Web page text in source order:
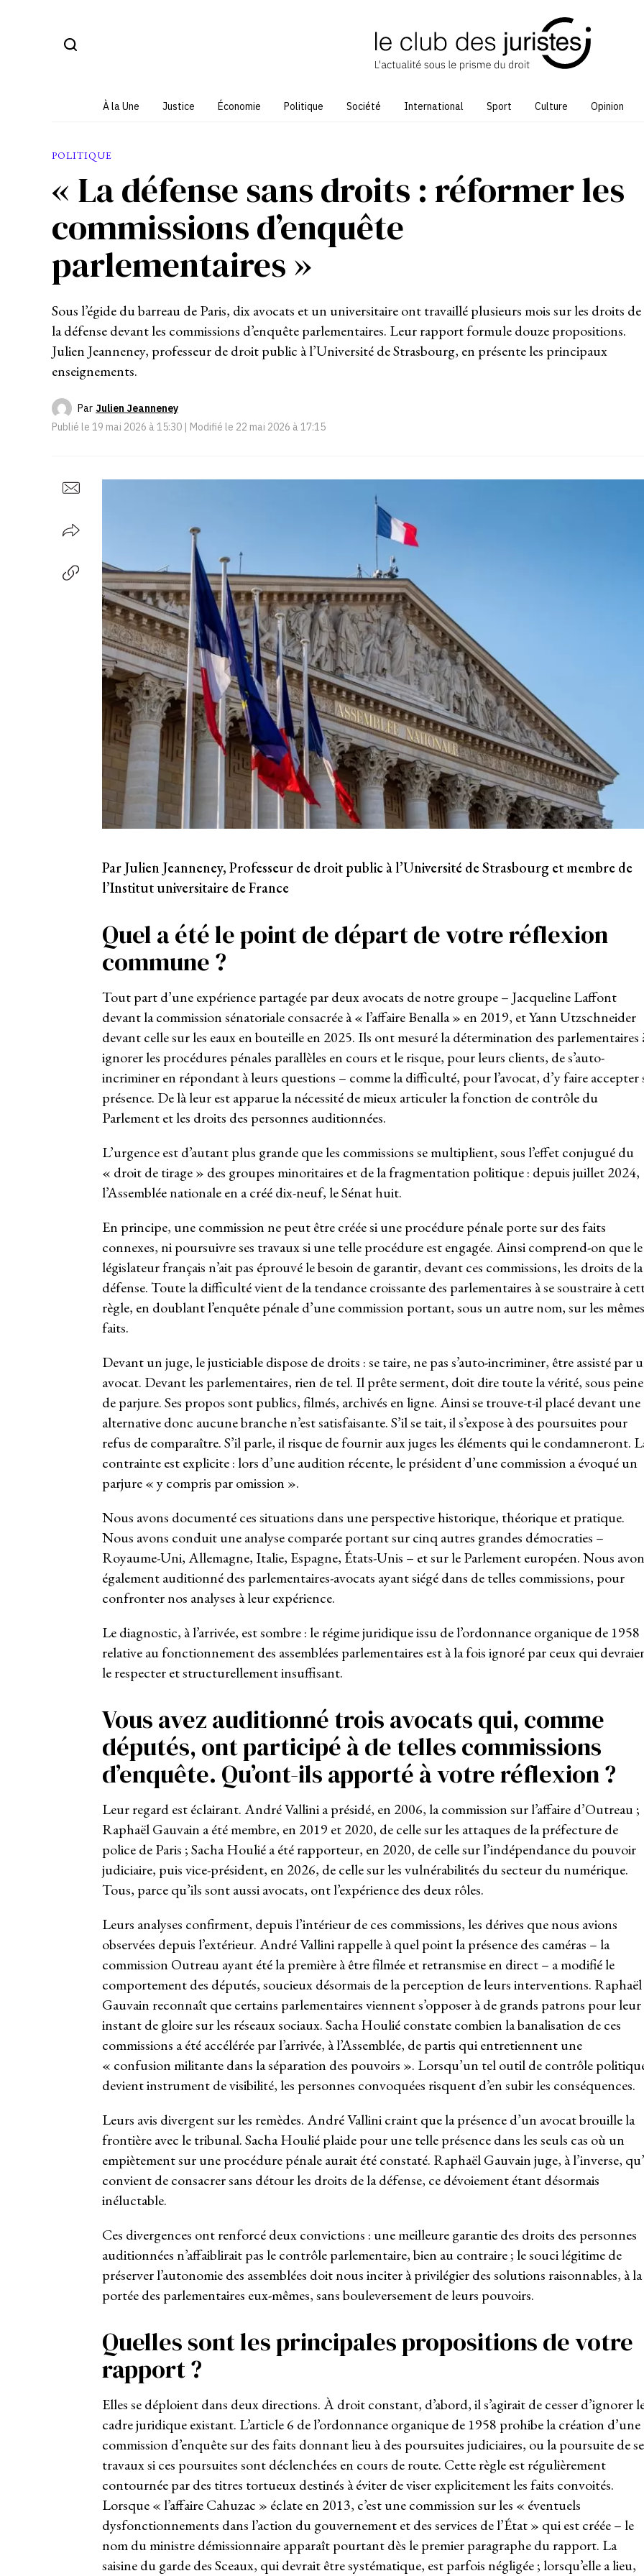
À la Une Justice Économie Politique Société International Sport Culture Opinion
POLITIQUE
« La défense sans droits : réformer les
commissions d’enquête
parlementaires »
Sous l’égide du barreau de Paris, dix avocats et un universitaire ont travaillé plusieurs mois sur les droits de
la défense devant les commissions d’enquête parlementaires. Leur rapport formule douze propositions.
Julien Jeanneney, professeur de droit public à l’Université de Strasbourg, en présente les principaux
enseignements.
Par Julien Jeanneney
Publié le 19 mai 2026 à 15:30 | Modifié le 22 mai 2026 à 17:15
Par Julien Jeanneney, Professeur de droit public à l’Université de Strasbourg et membre de
l’Institut universitaire de France
Quel a été le point de départ de votre réflexion
commune ?
Tout part d’une expérience partagée par deux avocats de notre groupe – Jacqueline Laffont
devant la commission sénatoriale consacrée à « l’affaire Benalla » en 2019, et Yann Utzschneider
devant celle sur les eaux en bouteille en 2025. Ils ont mesuré la détermination des parlementaires
ignorer les procédures pénales parallèles en cours et le risque, pour leurs clients, de s’auto-
incriminer en répondant à leurs questions – comme la difficulté, pour l’avocat, d’y faire accepter
présence. De là leur est apparue la nécessité de mieux articuler la fonction de contrôle du
Parlement et les droits des personnes auditionnées.
L’urgence est d’autant plus grande que les commissions se multiplient, sous l’effet conjugué du
« droit de tirage » des groupes minoritaires et de la fragmentation politique : depuis juillet 2024,
l’Assemblée nationale en a créé dix-neuf, le Sénat huit.
En principe, une commission ne peut être créée si une procédure pénale porte sur des faits
connexes, ni poursuivre ses travaux si une telle procédure est engagée. Ainsi comprend-on que le
législateur français n’ait pas éprouvé le besoin de garantir, devant ces commissions, les droits de la
défense. Toute la difficulté vient de la tendance croissante des parlementaires à se soustraire à
règle, en doublant l’enquête pénale d’une commission portant, sous un autre nom, sur les mêmes
faits.
Devant un juge, le justiciable dispose de droits : se taire, ne pas s’auto-incriminer, être assisté par
avocat. Devant les parlementaires, rien de tel. Il prête serment, doit dire toute la vérité, sous peine
de parjure. Ses propos sont publics, filmés, archivés en ligne. Ainsi se trouve-t-il placé devant une
alternative donc aucune branche n’est satisfaisante. S’il se tait, il s’expose à des poursuites pour
refus de comparaître. S’il parle, il risque de fournir aux juges les éléments qui le condamneront.
contrainte est explicite : lors d’une audition récente, le président d’une commission a évoqué un
parjure « y compris par omission ».
Nous avons documenté ces situations dans une perspective historique, théorique et pratique.
Nous avons conduit une analyse comparée portant sur cinq autres grandes démocraties –
Royaume-Uni, Allemagne, Italie, Espagne, États-Unis – et sur le Parlement européen. Nous
également auditionné des parlementaires-avocats ayant siégé dans de telles commissions, pour
confronter nos analyses à leur expérience.
Le diagnostic, à l’arrivée, est sombre : le régime juridique issu de l’ordonnance organique de 1958
relative au fonctionnement des assemblées parlementaires est à la fois ignoré par ceux qui
le respecter et structurellement insuffisant.
Vous avez auditionné trois avocats qui, comme
députés, ont participé à de telles commissions
d’enquête. Qu’ont-ils apporté à votre réflexion ?
Leur regard est éclairant. André Vallini a présidé, en 2006, la commission sur l’affaire d’Outreau ;
Raphaël Gauvain a été membre, en 2019 et 2020, de celle sur les attaques de la préfecture de
police de Paris ; Sacha Houlié a été rapporteur, en 2020, de celle sur l’indépendance du pouvoir
judiciaire, puis vice-président, en 2026, de celle sur les vulnérabilités du secteur du numérique.
Tous, parce qu’ils sont aussi avocats, ont l’expérience des deux rôles.
Leurs analyses confirment, depuis l’intérieur de ces commissions, les dérives que nous avions
observées depuis l’extérieur. André Vallini rappelle à quel point la présence des caméras – la
commission Outreau ayant été la première à être filmée et retransmise en direct – a modifié le
comportement des députés, soucieux désormais de la perception de leurs interventions. Raphaël
Gauvain reconnaît que certains parlementaires viennent s’opposer à de grands patrons pour leur
instant de gloire sur les réseaux sociaux. Sacha Houlié constate combien la banalisation de ces
commissions a été accélérée par l’arrivée, à l’Assemblée, de partis qui entretiennent une
« confusion militante dans la séparation des pouvoirs ». Lorsqu’un tel outil de contrôle
devient instrument de visibilité, les personnes convoquées risquent d’en subir les conséquences.
Leurs avis divergent sur les remèdes. André Vallini craint que la présence d’un avocat brouille la
frontière avec le tribunal. Sacha Houlié plaide pour une telle présence dans les seuls cas où un
empiètement sur une procédure pénale aurait été constaté. Raphaël Gauvain juge, à l’inverse,
convient de consacrer sans détour les droits de la défense, ce dévoiement étant désormais
inéluctable.
Ces divergences ont renforcé deux convictions : une meilleure garantie des droits des personnes
auditionnées n’affaiblirait pas le contrôle parlementaire, bien au contraire ; le souci légitime de
préserver l’autonomie des assemblées doit nous inciter à privilégier des solutions raisonnables, à la
portée des parlementaires eux-mêmes, sans bouleversement de leurs pouvoirs.
Quelles sont les principales propositions de votre
rapport ?
Elles se déploient dans deux directions. À droit constant, d’abord, il s’agirait de cesser d’ignorer
cadre juridique existant. L’article 6 de l’ordonnance organique de 1958 prohibe la création d’une
commission d’enquête sur des faits donnant lieu à des poursuites judiciaires, ou la poursuite de
travaux si ces poursuites sont déclenchées en cours de route. Cette règle est régulièrement
contournée par des titres tortueux destinés à éviter de viser explicitement les faits convoités.
Lorsque « l’affaire Cahuzac » éclate en 2013, c’est une commission sur les « éventuels
dysfonctionnements dans l’action du gouvernement et des services de l’État » qui est créée – le
nom du ministre démissionnaire apparaît pourtant dès le premier paragraphe du rapport. La
saisine du garde des Sceaux, qui devrait être systématique, est parfois négligée ; lorsqu’elle a lieu,